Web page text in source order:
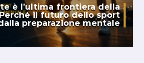
è l’ultima frontiera della
il futuro dello sport
preparazione mentale